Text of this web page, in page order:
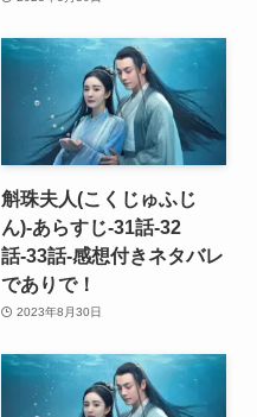
斛珠夫人(こくじゅふじ
ん)-あらすじ-31話-32
話-33話-感想付きネタバレ
でありで！
2023年8月30日